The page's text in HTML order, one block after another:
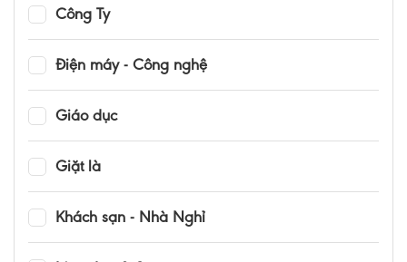
Công Ty
Điện máy - Công nghệ
Giáo dục
Giặt là
Khách sạn - Nhà Nghỉ